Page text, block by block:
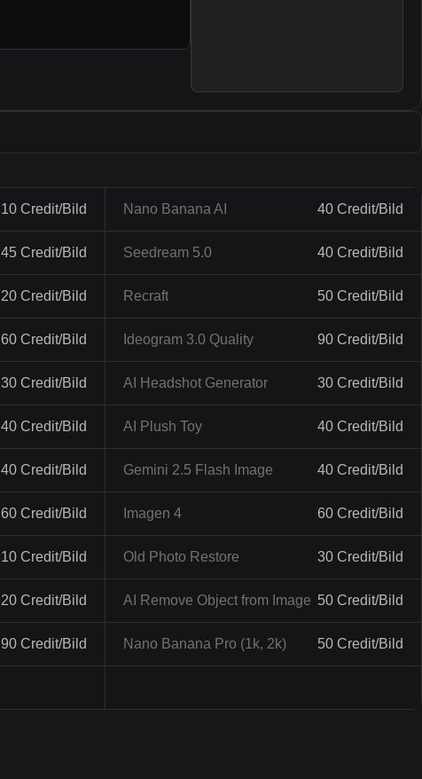
10 Credit/Bild Nano Banana AI 40 Credit/Bild
45 Credit/Bild Seedream 5.0 40 Credit/Bild
20 Credit/Bild Recraft 50 Credit/Bild
60 Credit/Bild Ideogram 3.0 Quality 90 Credit/Bild
30 Credit/Bild AI Headshot Generator 30 Credit/Bild
40 Credit/Bild AI Plush Toy 40 Credit/Bild
40 Credit/Bild Gemini 2.5 Flash Image 40 Credit/Bild
60 Credit/Bild Imagen 4 60 Credit/Bild
10 Credit/Bild Old Photo Restore 30 Credit/Bild
20 Credit/Bild AI Remove Object from Image 50 Credit/Bild
90 Credit/Bild Nano Banana Pro (1k, 2k) 50 Credit/Bild